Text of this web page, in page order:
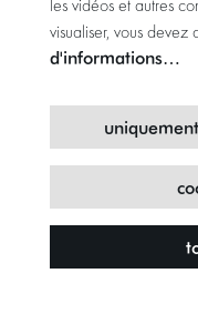
les vidéos et autres
visualiser, vous devez
d'informations…